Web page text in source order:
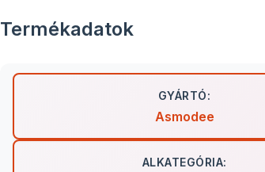
Termékadatok
GYÁRTÓ:
Asmodee
ALKATEGÓRIA: